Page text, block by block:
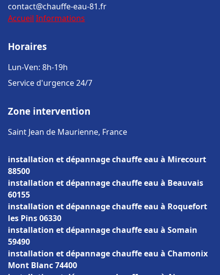
contact@chauffe-eau-81.fr
Accueil Informations
Horaires
Lun-Ven: 8h-19h
Service d'urgence 24/7
Zone intervention
Saint Jean de Maurienne, France
installation et dépannage chauffe eau à Mirecourt
88500
installation et dépannage chauffe eau à Beauvais
60155
installation et dépannage chauffe eau à Roquefort
les Pins 06330
installation et dépannage chauffe eau à Somain
59490
installation et dépannage chauffe eau à Chamonix
Mont Blanc 74400